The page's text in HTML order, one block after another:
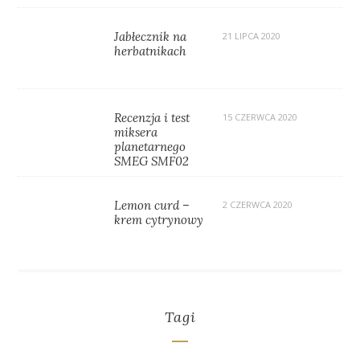
Jabłecznik na
herbatnikach
21 LIPCA 2020
Recenzja i test
miksera
planetarnego
SMEG SMF02
15 CZERWCA 2020
Lemon curd –
krem cytrynowy
2 CZERWCA 2020
Tagi